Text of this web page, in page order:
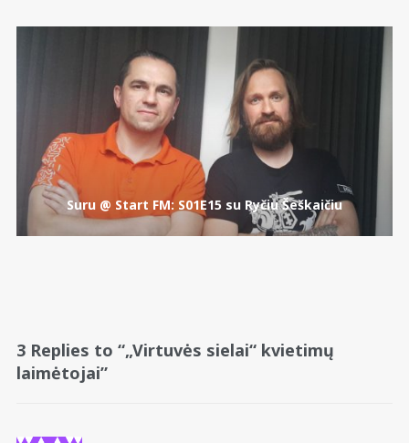
Suru @ Start FM: S01E15 su Ryčiu Šeškaičiu
3 Replies to “„Virtuvės sielai“ kvietimų
laimėtojai”